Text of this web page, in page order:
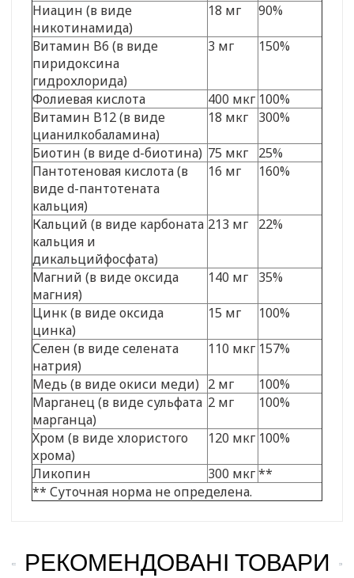
Ниацин (в виде
никотинамида)
18 мг 90%
Витамин B6 (в виде
пиридоксина
гидрохлорида)
3 мг 150%
Фолиевая кислота 400 мкг 100%
Витамин B12 (в виде
цианилкобаламина)
18 мкг 300%
Биотин (в виде d-биотина) 75 мкг
25%
Пантотеновая кислота (в
виде d-пантотената
кальция)
16 мг 160%
Кальций (в виде карбоната
кальция и
дикальцийфосфата)
213 мг 22%
Магний (в виде оксида
магния)
140 мг 35%
Цинк (в виде оксида
цинка)
15 мг 100%
Селен (в виде селената
натрия)
110 мкг 157%
Медь (в виде окиси меди) 2 мг
100%
Марганец (в виде сульфата
марганца)
2 мг 100%
Хром (в виде хлористого
хрома)
120 мкг 100%
Ликопин 300 мкг**
** Суточная норма не определена.
РЕКОМЕНДОВАНІ ТОВАРИ